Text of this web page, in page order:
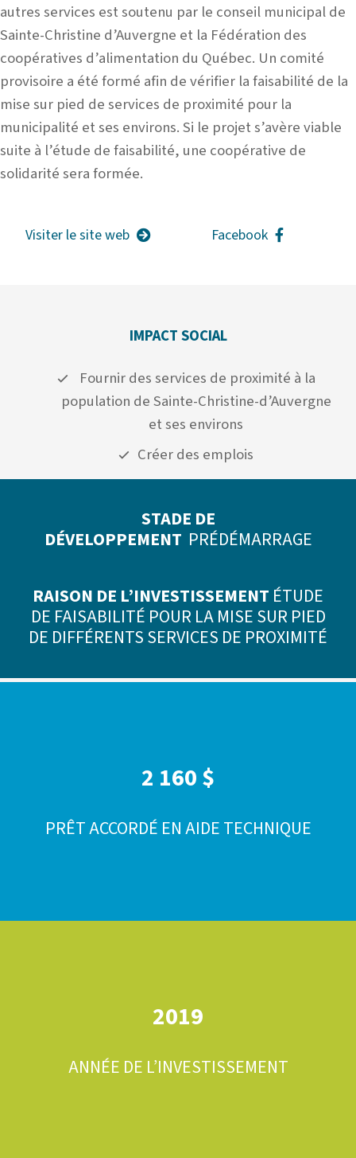
autres services est soutenu par le conseil municipal de
Sainte-Christine d’Auvergne et la Fédération des
coopératives d’alimentation du Québec. Un comité
provisoire a été formé afin de vérifier la faisabilité de la
mise sur pied de services de proximité pour la
municipalité et ses environs. Si le projet s’avère viable
suite à l’étude de faisabilité, une coopérative de
solidarité sera formée.
Visiter le site web Facebook
IMPACT SOCIAL
Fournir des services de proximité à la
population de Sainte-Christine-d’Auvergne
et ses environs
Créer des emplois
STADE DE
DÉVELOPPEMENT PRÉDÉMARRAGE
RAISON DE L’INVESTISSEMENT ÉTUDE
DE FAISABILITÉ POUR LA MISE SUR PIED
DE DIFFÉRENTS SERVICES DE PROXIMITÉ
2 160 $
PRÊT ACCORDÉ EN AIDE TECHNIQUE
2019
ANNÉE DE L’INVESTISSEMENT